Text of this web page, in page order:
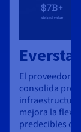
El proveedor
consolida
mejora la
predecibles